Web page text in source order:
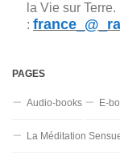
la Vie sur
:
PAGES
Audio-books E-
La Méditation